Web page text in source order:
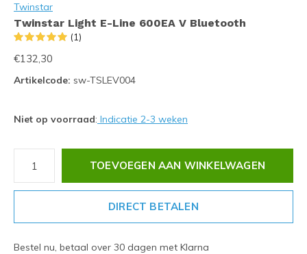
Twinstar
Twinstar Light E-Line 600EA V Bluetooth
(1)
€132,30
Artikelcode: sw-TSLEV004
Niet op voorraad: Indicatie 2-3 weken
TOEVOEGEN AAN WINKELWAGEN
DIRECT BETALEN
Bestel nu, betaal over 30 dagen met Klarna